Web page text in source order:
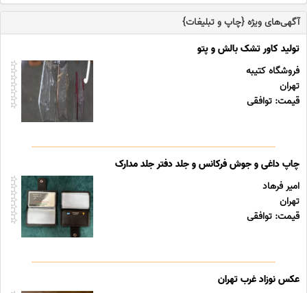
آگهی‌های ویژه {چاپ و تبلیغات}
تولید کاور تشک بالش و پتو
فروشگاه کتیبه
تهران
قیمت: توافقی
چاپ داغی و جوش فرکانس و جلد دفتر جلد مدارک
امیر فرهاد
تهران
قیمت: توافقی
عکس نوزاد غرب تهران